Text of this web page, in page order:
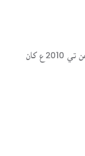
سنڌسلامت ڪتاب گهر ھڪ آن لائين لائبريري آھي، جنھن تي 2010ع کان